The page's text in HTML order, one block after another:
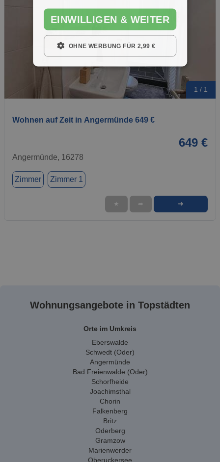
1 / 1
Wohnen auf Zeit in Angermünde 649 €
649 €
Angermünde, 16278
Zimmer Zimmer 1
★ ➦ ➜
Wohnungsangebote in Topstädten
Orte im Umkreis
Eberswalde
Schwedt (Oder)
Angermünde
Bad Freienwalde (Oder)
Schorfheide
Joachimsthal
Chorin
Falkenberg
Britz
Oderberg
Gramzow
Marienwerder
Oberuckersee
EINWILLIGEN & WEITER
OHNE WERBUNG FÜR 2,99 €